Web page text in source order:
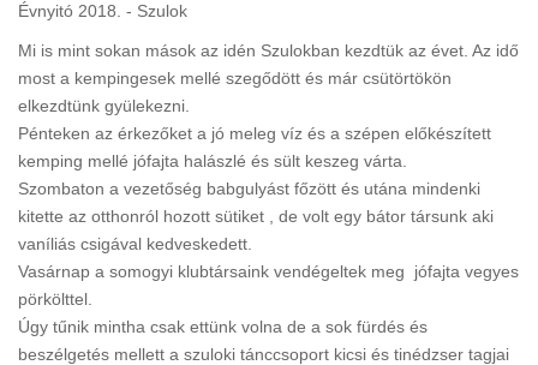
Évnyitó 2018. - Szulok
Mi is mint sokan mások az idén Szulokban kezdtük az évet. Az idő
most a kempingesek mellé szegődött és már csütörtökön
elkezdtünk gyülekezni.
Pénteken az érkezőket a jó meleg víz és a szépen előkészített
kemping mellé jófajta halászlé és sült keszeg várta.
Szombaton a vezetőség babgulyást főzött és utána mindenki
kitette az otthonról hozott sütiket , de volt egy bátor társunk aki
vaníliás csigával kedveskedett.
Vasárnap a somogyi klubtársaink vendégeltek meg jófajta vegyes
pörkölttel.
Úgy tűnik mintha csak ettünk volna de a sok fürdés és
beszélgetés mellett a szuloki tánccsoport kicsi és tinédzser tagjai